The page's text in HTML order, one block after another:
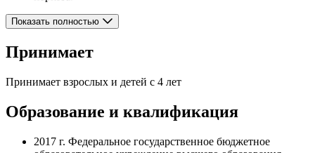
Показать полностью
Принимает
Принимает взрослых и детей с 4 лет
Образование и квалификация
2017 г. Федеральное государственное бюджетное